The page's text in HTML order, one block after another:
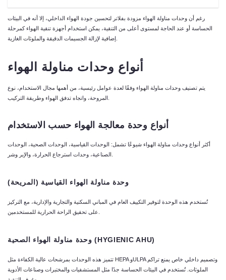
رغم أن وحدات مناولة الهواء مزودة بفلاتر لتحسين جودة الهواء الداخلي، إلا أنه في البيئات
الحساسة أو عند الحاجة لمستوى أعلى من التنقية، يمكن استخدام أجهزة تنقية الهواء كمرحلة
أنواع وحدات مناولة الهواء
يتم تصنيف وحدات مناولة الهواء وفقًا لعدة عوامل رئيسية، من أهمها مجال الاستخدام، نوع
أنواع وحدة معالجة الهواء حسب الاستخدام
أكثر أنواع وحدات مناولة الهواء شيوعًا تشمل: الوحدات القياسية، الوحدات الصحية، الوحدات
وحدة مناولة الهواء القياسية (المريحة)
تُستخدم هذه الوحدة لتوفير التكييف العام في المباني السكنية والتجارية والإدارية، مع التركيز
وحدة مناولة الهواء الصحية (HYGIENIC AHU)
تتميز هذه الوحدات بمرشحات عالية الكفاءة مثل HEPA وULPA وتصميم داخلي خاص يمنع تراكم
الملوثات. تُستخدم في البيئات الحساسة جدًا مثل المستشفيات والمختبرات وصناعات الأدوية